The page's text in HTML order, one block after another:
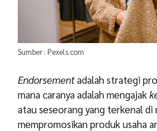
Sumber : Pexels.com
Endorsementadalah strategi
mana caranya adalah mengajak
atau seseorang yang terkenal di
mempromosikan produk usaha